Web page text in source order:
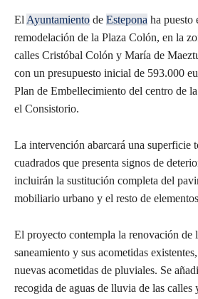
ElAyuntamiento de Estepona ha puesto
remodelación de la Plaza Colón, en la
calles Cristóbal Colón y María de
con un presupuesto inicial de 593.000
Plan de Embellecimiento del centro de
el Consistorio.
La intervención abarcará una superficie
cuadrados que presenta signos de
incluirán la sustitución completa del
mobiliario urbano y el resto de
El proyecto contempla la renovación de
saneamiento y sus acometidas
nuevas acometidas de pluviales. Se
recogida de aguas de lluvia de las calles